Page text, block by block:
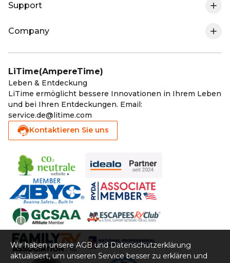
LiFePO4-Batterie
Ladegeräte
Zubehör
Wie neu Batterien
Wohnmobil-Lithium-Batterie
Marine-Trolling Motor-Lithium-Batterie
Solar-Lithium-Batterie
Kälte-Lithium-Batterie
Elektromobilität-Lithium-Batterie
Support
Meine Bestellung Verfolgen
Rückgabe & Rückerstattung
Garantie registrieren
Garantie-Politik
Serviceleistung
Zahlungsarten
Datenschutz
Impressum
Company
LiTime-Mitgliedschaft
Affiliate Program
Blog
Kontakt
LiTime(AmpereTime)
Leben & Entdeckung
LiTime ermöglicht bessere Innovationen in Ihrem Leben
und bei Ihren Entdeckungen. Email:
service.de@litime.com
Kontaktieren Sie uns
Wir haben unsere AGB und Datenschutzerklärung
aktualisiert, um unseren Service besser zu erklären und